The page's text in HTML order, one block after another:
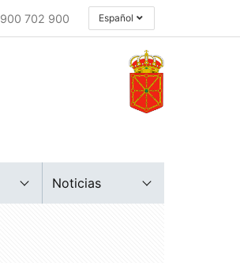
900 702 900 Español
Noticias